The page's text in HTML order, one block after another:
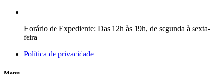
Horário de Expediente: Das 12h às 19h, de segunda à sexta-
feira
Política de privacidade